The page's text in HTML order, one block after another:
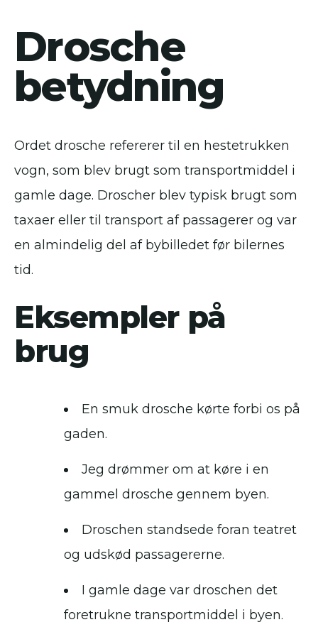
Drosche
betydning
Ordet drosche refererer til en hestetrukken
vogn, som blev brugt som transportmiddel i
gamle dage. Droscher blev typisk brugt som
taxaer eller til transport af passagerer og var
en almindelig del af bybilledet før bilernes
tid.
Eksempler på
brug
En smuk drosche kørte forbi os på
gaden.
Jeg drømmer om at køre i en
gammel drosche gennem byen.
Droschen standsede foran teatret
og udskød passagererne.
I gamle dage var droschen det
foretrukne transportmiddel i byen.